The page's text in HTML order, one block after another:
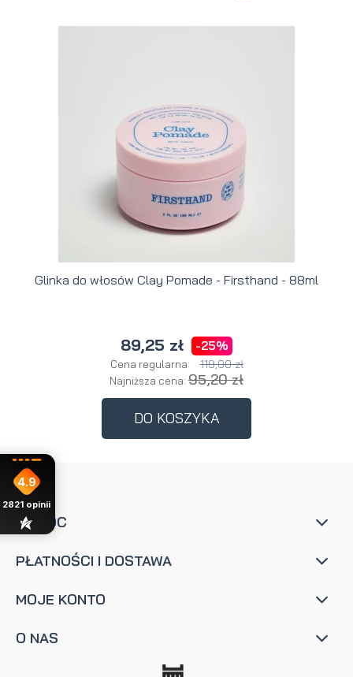
Glinka do włosów Clay Pomade - Firsthand - 88ml
89,25 zł -25%
Cena regularna: 119,00 zł
Najniższa cena: 95,20 zł
DO KOSZYKA
POMOC
PŁATNOŚCI I DOSTAWA
MOJE KONTO
O NAS
4.9
2821 opinii